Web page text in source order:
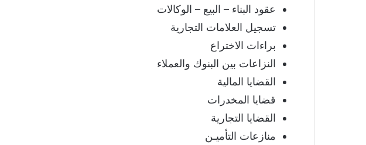
عقود البناء – البيع – الوكالات
تسجيل العلامات التجارية
براءات الاختراع
النزاعات بين البنوك والعملاء
القضايا المالية
قضايا المخدرات
القضايا التجارية
منازعات التأميـن